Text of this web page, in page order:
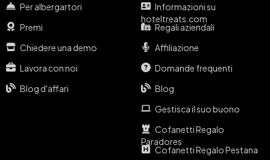
Per albergartori
Premi
Chiedere una demo
Lavora con noi
Blog d'affari
Informazioni su
hoteltreats.com
Regali aziendali
Affiliazione
Domande frequenti
Blog
Gestisca il suo buono
Cofanetti Regalo
Paradores
Cofanetti Regalo Pestana